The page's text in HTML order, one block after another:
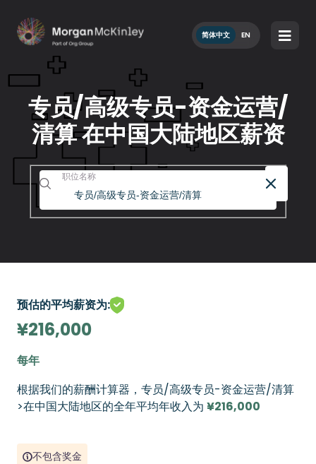
简体中文 EN
专员/高级专员-资金运营/
清算 在中国大陆地区薪资
职位名称
预估的平均薪资为:
¥216,000
每年
根据我们的薪酬计算器，专员/高级专员-资金运营/清算
>在中国大陆地区的全年平均年收入为 ¥216,000
不包含奖金